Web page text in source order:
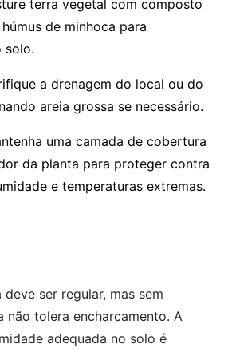
terra vegetal com composto
de minhoca para
solo.
a drenagem do local ou do
areia grossa se necessário.
uma camada de cobertura
da planta para proteger contra
e temperaturas extremas.
ser regular, mas sem
não tolera encharcamento. A
adequada no solo é